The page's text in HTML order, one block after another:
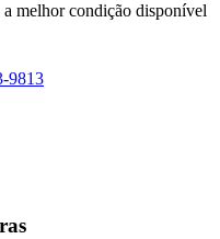
melhor condição disponível
9813